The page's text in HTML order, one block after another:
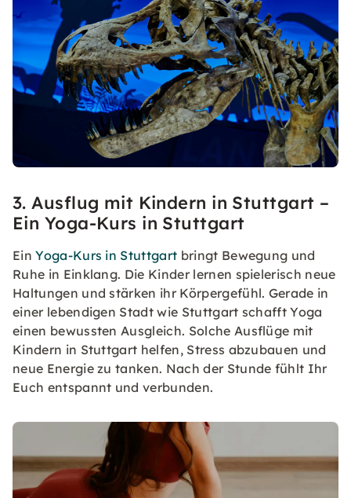
3. Ausflug mit Kindern in Stuttgart –
Ein Yoga-Kurs in Stuttgart
EinYoga-Kurs in Stuttgart bringt Bewegung und
Ruhe in Einklang. Die Kinder lernen spielerisch neue
Haltungen und stärken ihr Körpergefühl. Gerade in
einer lebendigen Stadt wie Stuttgart schafft Yoga
einen bewussten Ausgleich. Solche Ausflüge mit
Kindern in Stuttgart helfen, Stress abzubauen und
neue Energie zu tanken. Nach der Stunde fühlt Ihr
Euch entspannt und verbunden.